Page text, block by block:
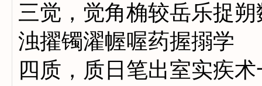
三觉，觉角桷较岳乐捉
浊擢镯濯幄喔药握搦学
四质，质日笔出室实疾